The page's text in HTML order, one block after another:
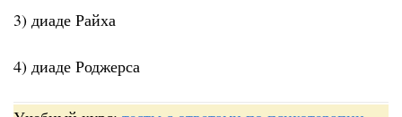
3) диаде Райха
4) диаде Роджерса